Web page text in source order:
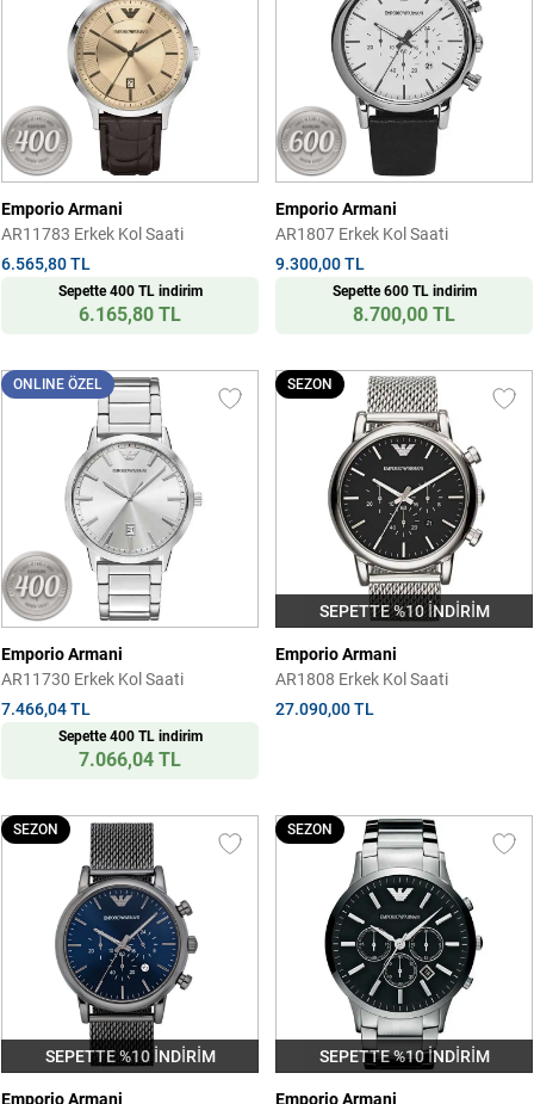
Emporio Armani
AR11783 Erkek Kol Saati
6.565,80 TL
Sepette 400 TL indirim
6.165,80 TL
Emporio Armani
AR1807 Erkek Kol Saati
9.300,00 TL
Sepette 600 TL indirim
8.700,00 TL
ONLINE ÖZEL
Emporio Armani
AR11730 Erkek Kol Saati
7.466,04 TL
Sepette 400 TL indirim
7.066,04 TL
SEPETTE %10 İNDİRİM
SEZON
Emporio Armani
AR1808 Erkek Kol Saati
27.090,00 TL
SEPETTE %10 İNDİRİM
SEZON
Emporio Armani
SEPETTE %10 İNDİRİM
SEZON
Emporio Armani